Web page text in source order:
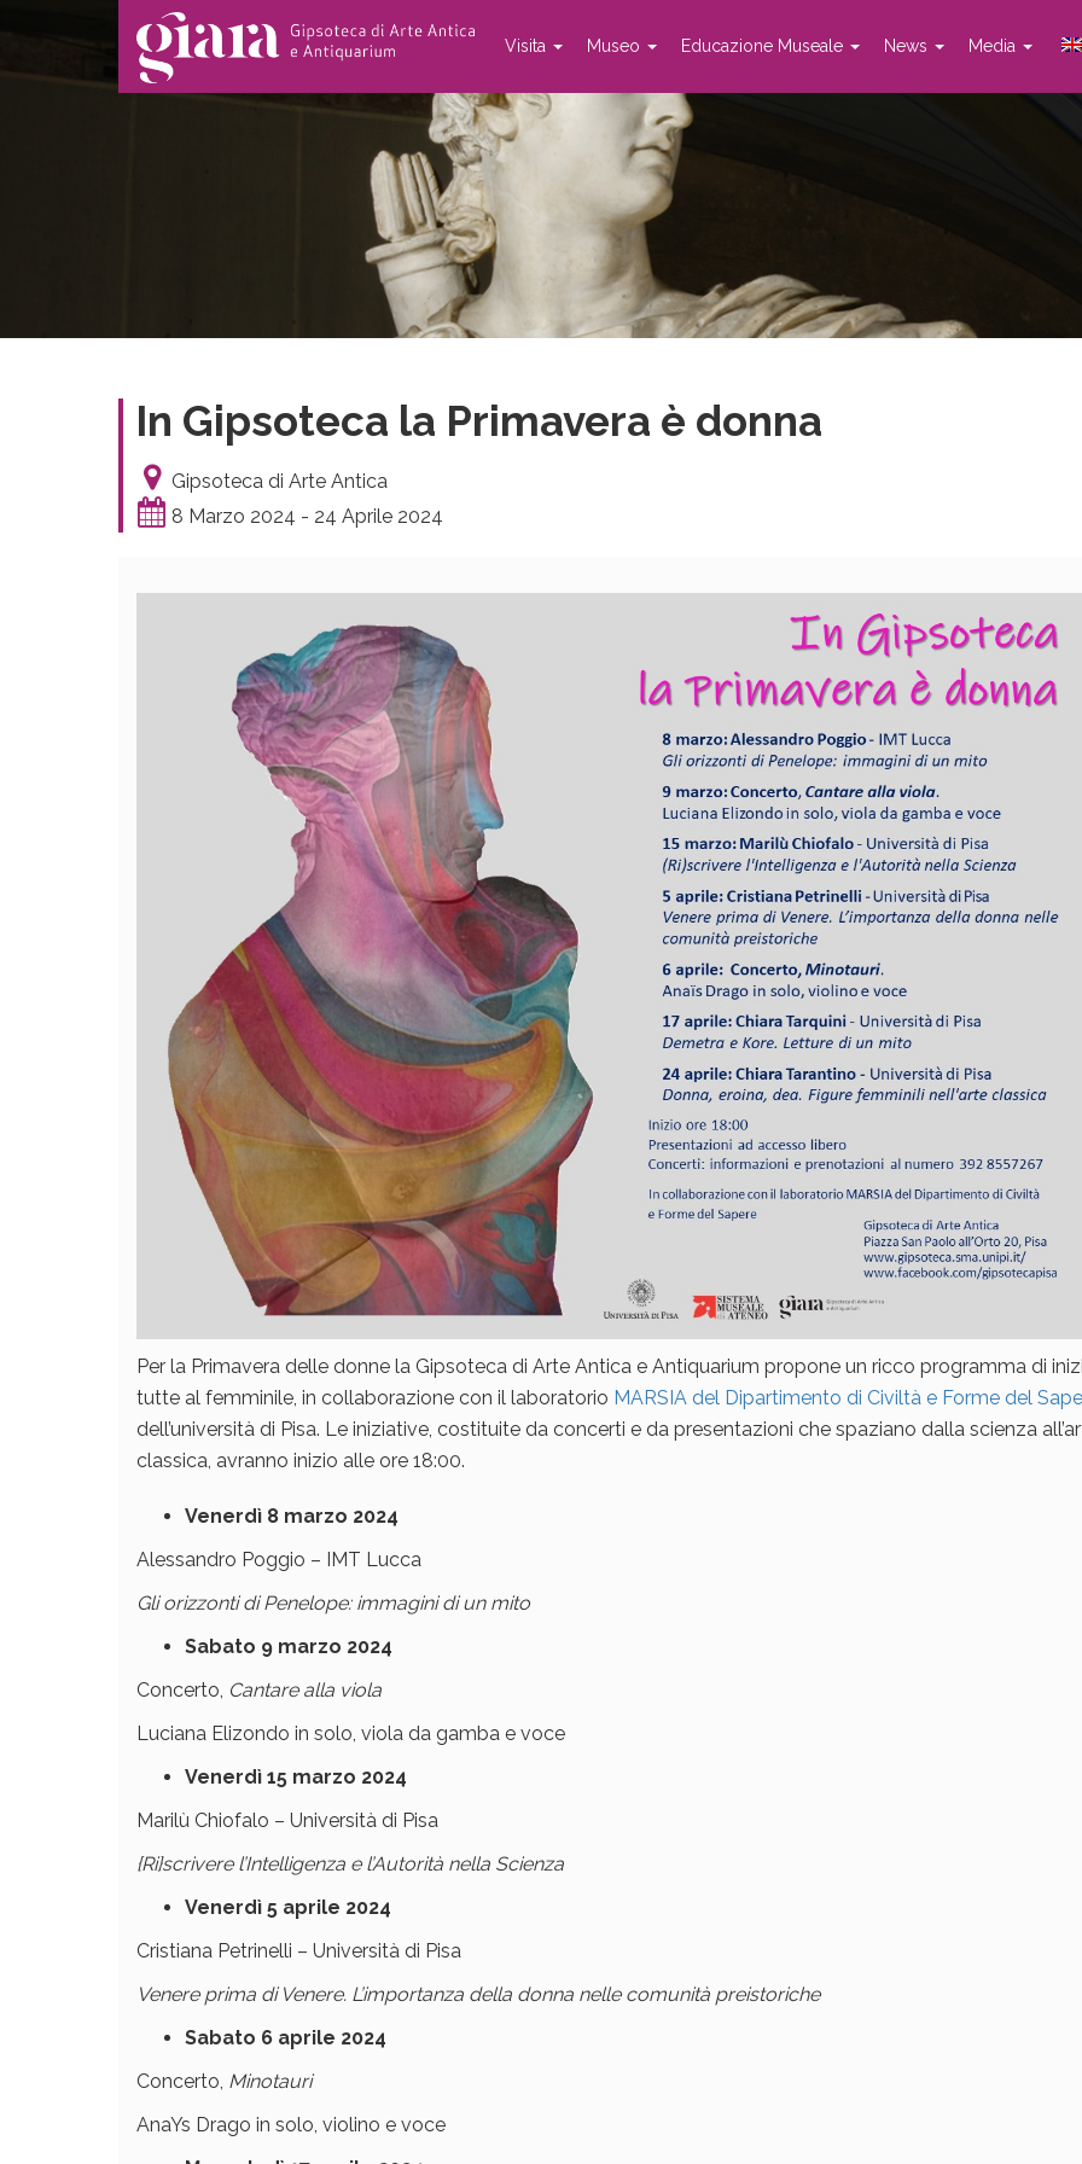
Visita Museo Educazione Museale News Media
In Gipsoteca la Primavera è donna
Gipsoteca di Arte Antica
8 Marzo 2024 - 24 Aprile 2024
Per la Primavera delle donne la Gipsoteca di Arte Antica e Antiquarium propone un ricco programma di
tutte al femminile, in collaborazione con il laboratorio MARSIA del Dipartimento di Civiltà e Forme del
dell’università di Pisa. Le iniziative, costituite da concerti e da presentazioni che spaziano dalla scienza
classica, avranno inizio alle ore 18:00.
Venerdì 8 marzo 2024
Alessandro Poggio – IMT Lucca
Gli orizzonti di Penelope: immagini di un mito
Sabato 9 marzo 2024
Concerto, Cantare alla viola
Luciana Elizondo in solo, viola da gamba e voce
Venerdì 15 marzo 2024
Marilù Chiofalo – Università di Pisa
{Ri}scrivere l’Intelligenza e l’Autorità nella Scienza
Venerdì 5 aprile 2024
Cristiana Petrinelli – Università di Pisa
Venere prima di Venere. L’importanza della donna nelle comunità preistoriche
Sabato 6 aprile 2024
Concerto, Minotauri
AnaYs Drago in solo, violino e voce